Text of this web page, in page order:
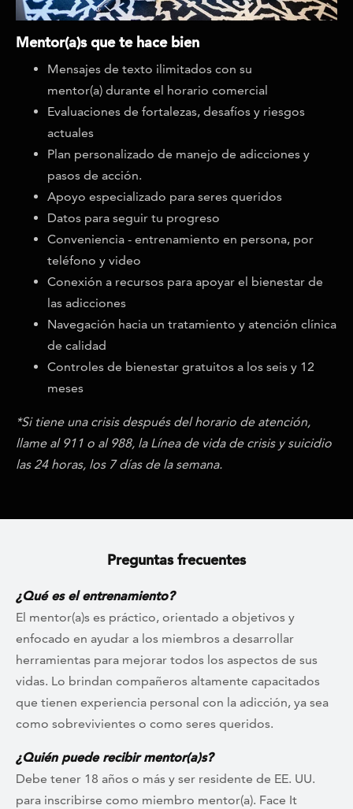
Mentor(a)s que te hace bien
Mensajes de texto ilimitados con su
mentor(a) durante el horario comercial
Evaluaciones de fortalezas, desafíos y riesgos
actuales
Plan personalizado de manejo de adicciones y
pasos de acción.
Apoyo especializado para seres queridos
Datos para seguir tu progreso
Conveniencia - entrenamiento en persona, por
teléfono y video
Conexión a recursos para apoyar el bienestar de
las adicciones
Navegación hacia un tratamiento y atención clínica
de calidad
Controles de bienestar gratuitos a los seis y 12
meses
*Si tiene una crisis después del horario de atención,
llame al 911 o al 988, la Línea de vida de crisis y suicidio
las 24 horas, los 7 días de la semana.
Preguntas frecuentes
¿Qué es el entrenamiento?
El mentor(a)s es práctico, orientado a objetivos y
enfocado en ayudar a los miembros a desarrollar
herramientas para mejorar todos los aspectos de sus
vidas. Lo brindan compañeros altamente capacitados
que tienen experiencia personal con la adicción, ya sea
como sobrevivientes o como seres queridos.
¿Quién puede recibir mentor(a)s?
Debe tener 18 años o más y ser residente de EE. UU.
para inscribirse como miembro mentor(a). Face It